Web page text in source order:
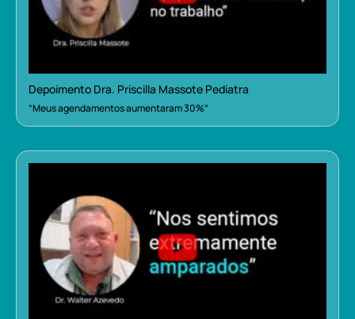
Depoimento Dra. Priscilla Massote Pediatra
“Meus agendamentos aumentaram 30%”